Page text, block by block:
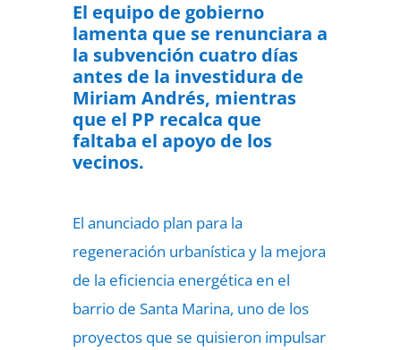
El equipo de gobierno
lamenta que se renunciara a
la subvención cuatro días
antes de la investidura de
Miriam Andrés, mientras
que el PP recalca que
faltaba el apoyo de los
vecinos.
El anunciado plan para la
regeneración urbanística y la mejora
de la eficiencia energética en el
barrio de Santa Marina, uno de los
proyectos que se quisieron impulsar